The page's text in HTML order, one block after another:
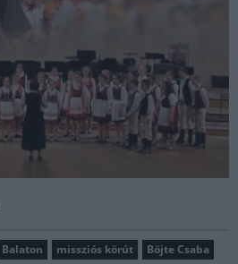
Balaton missziós körút Böjte Csaba